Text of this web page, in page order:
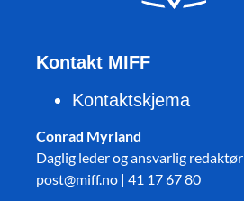
Kontakt MIFF
Kontaktskjema
Conrad Myrland
Daglig leder og ansvarlig redaktør
post@miff.no | 41 17 67 80